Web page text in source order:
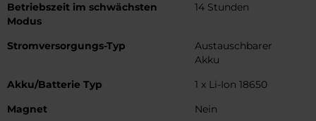
Betriebszeit im schwächsten
Modus
14 Stunden
Stromversorgungs-Typ
Austauschbarer
Akku
Akku/Batterie Typ
1 x Li-Ion 18650
Magnet
Nein